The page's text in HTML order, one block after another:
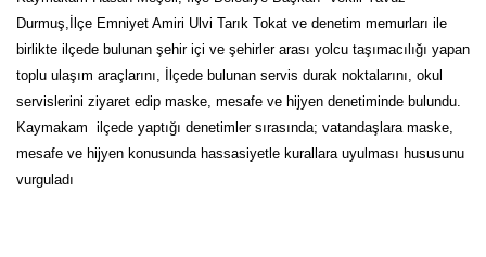
Durmuş,İlçe Emniyet Amiri Ulvi Tarık Tokat ve denetim memurları ile
birlikte ilçede bulunan şehir içi ve şehirler arası yolcu taşımacılığı yapan
toplu ulaşım araçlarını, İlçede bulunan servis durak noktalarını, okul
servislerini ziyaret edip maske, mesafe ve hijyen denetiminde bulundu.
Kaymakam ilçede yaptığı denetimler sırasında; vatandaşlara maske,
mesafe ve hijyen konusunda hassasiyetle kurallara uyulması hususunu
vurguladı